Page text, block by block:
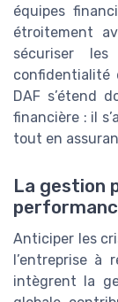
équipes
étroitement
sécuriser
confidentialité
DAF s’étend
financière : il
tout en
La gestion
Anticiper les
l’entreprise à
intègrent la